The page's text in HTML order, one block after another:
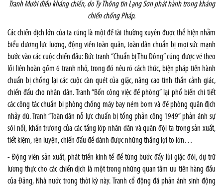
Tranh Mười điều kháng chiến, do Ty Thông tin Lạng Sơn phát hành trong kháng
chiến chống Pháp.
Các chiến dịch lớn của ta cũng là một đề tài thường xuyên được thể hiện nhằm
biểu dương lực lượng, động viên toàn quân, toàn dân chuẩn bị mọi sức mạnh
bước vào các cuộc chiến đấu: Bức tranh “Chuẩn bị Thu Đông” cũng được vẽ theo
lối liên hoàn gồm 6 tranh nhỏ, trong đó nêu rõ cách thức, biện pháp tiến hành
chuẩn bị chống lại các cuộc càn quét của giặc, nâng cao tinh thần cảnh giác,
chiến đấu cho nhân dân. Tranh “Bốn công việc đề phòng” lại phổ biến chi tiết
các công tác chuẩn bị phòng chống máy bay ném bom và đề phòng quân địch
nhảy dù. Tranh “Toàn dân nỗ lực chuẩn bị tổng phản công 1949” phản ánh sự
sôi nổi, khẩn trương của các tầng lớp nhân dân và quân đội ta trong sản xuất,
tiết kiệm, rèn luyện, chiến đấu để dành được những thắng lợi to lớn…
- Động viên sản xuất, phát triển kinh tế để từng bước đẩy lùi giặc đói, dự trữ
lương thực cho các chiến dịch là một trong những quan tâm ưu tiên hàng đầu
của Đảng, Nhà nước trong thời kỳ này. Tranh cổ động đã phản ánh sinh động